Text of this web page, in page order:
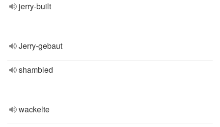
jerry-built
Jerry-gebaut
shambled
wackelte